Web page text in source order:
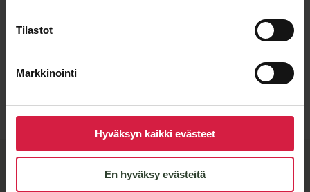
Tilastot
Markkinointi
Hyväksyn kaikki evästeet
En hyväksy evästeitä
Lähetä viesti
BTB-kvalitet och flexibla
tillverkningspartners